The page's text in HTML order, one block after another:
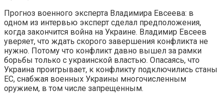
Прогноз военного эксперта Владимира Евсеева: в
одном из интервью эксперт сделал предположения,
когда закончится война на Украине. Владимир Евсеев
уверяет, что ждать скорого завершения конфликта не
нужно. Потому что конфликт давно вышел за рамки
борьбы только с украинской властью. Опасаясь, что
Украина проигрывает, к конфликту подключились станы
ЕС, снабжая военных Украины многочисленным
оружием, в том числе запрещенным.